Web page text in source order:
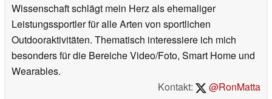
Wissenschaft schlägt mein Herz als ehemaliger
Leistungssportler für alle Arten von sportlichen
Outdooraktivitäten. Thematisch interessiere ich mich
besonders für die Bereiche Video/Foto, Smart Home und
Wearables.
Kontakt:
@RonMatta